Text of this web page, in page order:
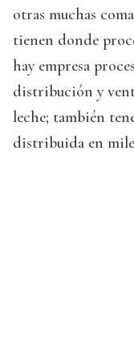
otras muchas
tienen donde
hay empresa
distribución y
leche; también
distribuida en